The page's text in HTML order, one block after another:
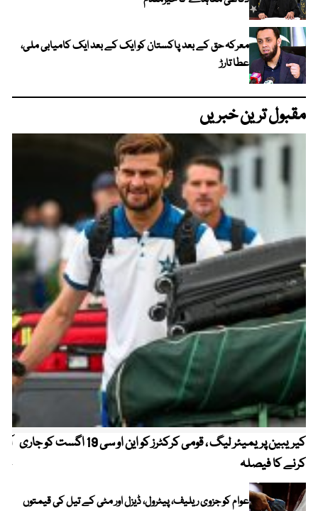
معرکہ حق کے بعد پاکستان کو ایک کے بعد ایک کامیابی ملی،
عطا تارڑ
مقبول ترین خبریں
کیریبین پریمیئر لیگ ، قومی کرکٹرز کو این او سی 19 اگست کو جاری
کرنے کا فیصلہ
عوام کو جزوی ریلیف، پیٹرول، ڈیزل اور مٹی کے تیل کی قیمتوں